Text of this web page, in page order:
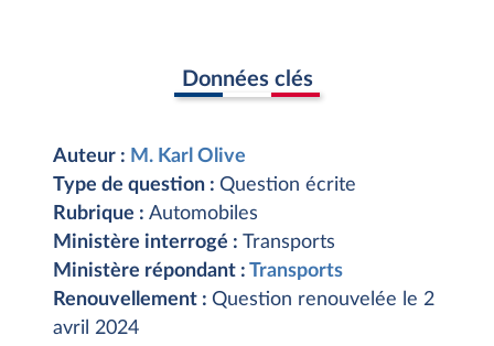
Données clés
Auteur : M. Karl Olive
Type de question : Question écrite
Rubrique : Automobiles
Ministère interrogé : Transports
Ministère répondant : Transports
Renouvellement : Question renouvelée le 2
avril 2024